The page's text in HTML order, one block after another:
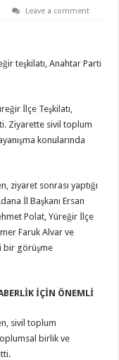
Leave a comment
teşkilatı, Anahtar Parti
İlçe Teşkilatı,
Ziyarette sivil toplum
konularında
ziyaret sonrası yaptığı
İl Başkanı Ersan
Polat, Yüreğir İlçe
Faruk Alvar ve
bir görüşme
İÇİN ÖNEMLİ
sivil toplum
birlik ve